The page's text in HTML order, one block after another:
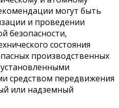
могут быть
и проведении
безопасности,
состояния
производственных
средством передвижения
или надземный